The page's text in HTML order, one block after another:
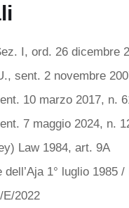
I, ord. 26 dicembre
sent. 2 novembre
10 marzo 2017, n.
7 maggio 2024, n.
Law 1984, art. 9A
dell’Aja 1° luglio 1985
E/2022